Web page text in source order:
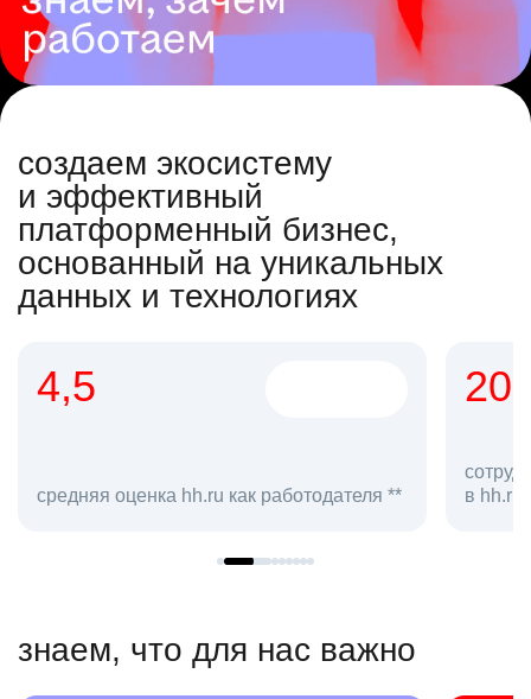
создаем экосистему
и эффективный
платформенный бизнес,
основанный на уникальных
данных и технологиях
4,5
средняя оценка hh.ru как работодателя **
в hh.ru
знаем, что для нас важно